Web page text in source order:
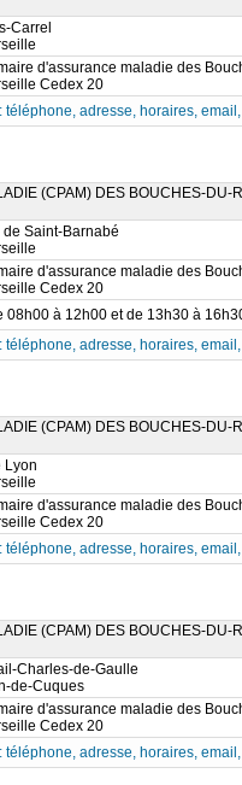
Carrel
d'assurance maladie des
Cedex 20
téléphone, adresse, horaires,
(CPAM) DES BOUCHES-DU-
Saint-Barnabé
d'assurance maladie des
Cedex 20
08h00 à 12h00 et de 13h30 à
téléphone, adresse, horaires,
(CPAM) DES BOUCHES-DU-
Lyon
d'assurance maladie des
Cedex 20
téléphone, adresse, horaires,
(CPAM) DES BOUCHES-DU-
Charles-de-Gaulle
de-Cuques
d'assurance maladie des
Cedex 20
téléphone, adresse, horaires,